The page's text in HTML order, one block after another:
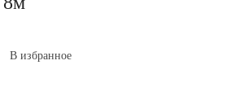
В избранное